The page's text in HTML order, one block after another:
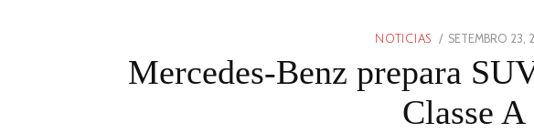
NOTICIAS
POSTED
SETEMBRO 23,
Mercedes-Benz prepara
Classe A